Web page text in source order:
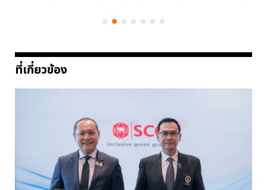
ที่เกี่ยวข้อง